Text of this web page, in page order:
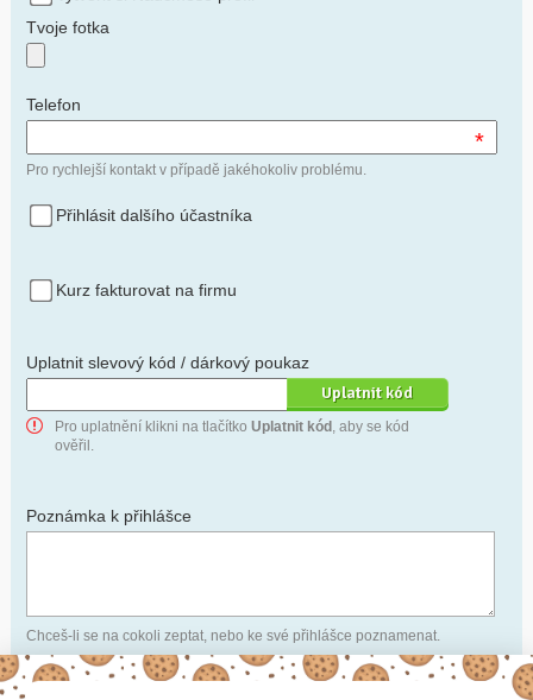
Tvoje fotka
Telefon
*
Pro rychlejší kontakt v případě jakéhokoliv problému.
Přihlásit dalšího účastníka
Kurz fakturovat na firmu
Uplatnit slevový kód / dárkový poukaz
Pro uplatnění klikni na tlačítko Uplatnit kód , aby se kód
ověřil.
Poznámka k přihlášce
Chceš-li se na cokoli zeptat, nebo ke své přihlášce poznamenat.
Anonymní profil – odesláním přihlášky se automaticky